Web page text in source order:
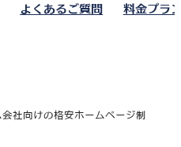
よくあるご質問 料金プラ
社向けの格安ホームページ制